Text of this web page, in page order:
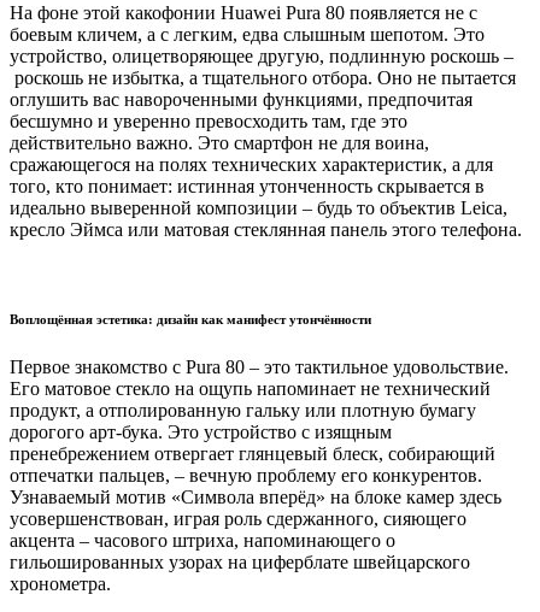
На фоне этой какофонии Huawei Pura 80 появляется не с
боевым кличем, а с легким, едва слышным шепотом. Это
устройство, олицетворяющее другую, подлинную роскошь –
роскошь не избытка, а тщательного отбора. Оно не пытается
оглушить вас навороченными функциями, предпочитая
бесшумно и уверенно превосходить там, где это
действительно важно. Это смартфон не для воина,
сражающегося на полях технических характеристик, а для
того, кто понимает: истинная утонченность скрывается в
идеально выверенной композиции – будь то объектив Leica,
кресло Эймса или матовая стеклянная панель этого телефона.
Воплощённая эстетика: дизайн как манифест утончённости
Первое знакомство с Pura 80 – это тактильное удовольствие.
Его матовое стекло на ощупь напоминает не технический
продукт, а отполированную гальку или плотную бумагу
дорогого арт-бука. Это устройство с изящным
пренебрежением отвергает глянцевый блеск, собирающий
отпечатки пальцев, – вечную проблему его конкурентов.
Узнаваемый мотив «Символа вперёд» на блоке камер здесь
усовершенствован, играя роль сдержанного, сияющего
акцента – часового штриха, напоминающего о
гильошированных узорах на циферблате швейцарского
хронометра.